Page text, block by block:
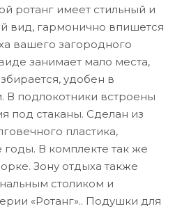
ротанг имеет стильный и
вид, гармонично впишется
вашего загородного
занимает мало места,
удобен в
В подлокотники встроены
под стаканы. Сделан из
пластика,
В комплекте так же
Зону отдыха также
столиком и
«Ротанг».. Подушки для